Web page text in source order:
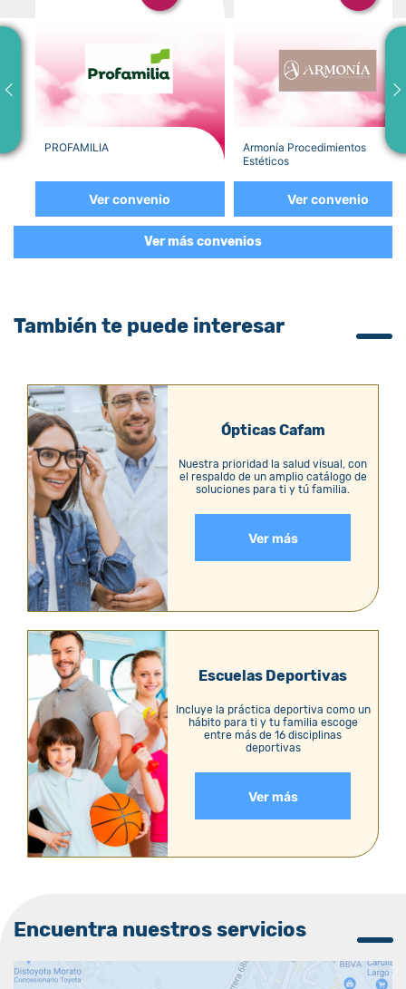
PROFAMILIA
Ver convenio
Armonía Procedimientos
Estéticos
Ver convenio
Ver más convenios
También te puede interesar
Ópticas Cafam
Nuestra prioridad la salud visual, con
el respaldo de un amplio catálogo de
soluciones para ti y tú familia.
Ver más
Escuelas Deportivas
Incluye la práctica deportiva como un
hábito para ti y tu familia escoge
entre más de 16 disciplinas
deportivas
Ver más
Encuentra nuestros servicios